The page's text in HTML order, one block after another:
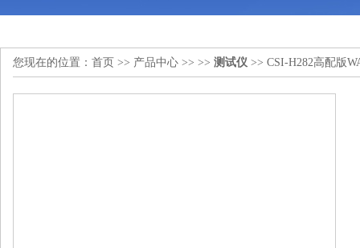
您现在的位置： 首页 >> 产品中心 >> >> 测试仪 >> CSI-H282高配版